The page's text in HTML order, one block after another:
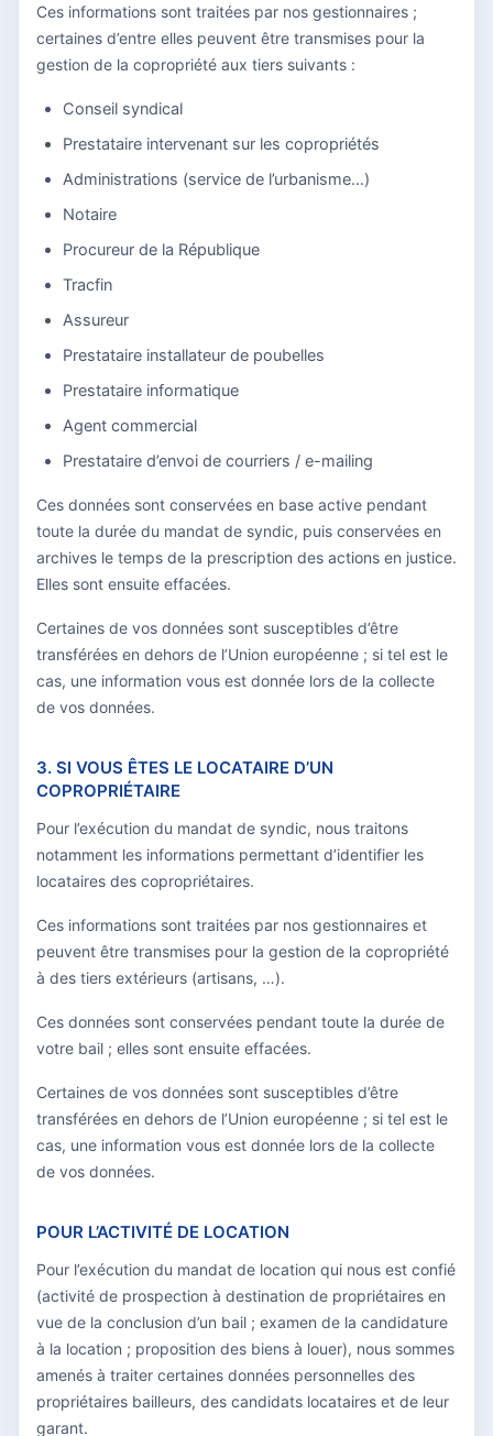
Ces informations sont traitées par nos gestionnaires ;
certaines d’entre elles peuvent être transmises pour la
gestion de la copropriété aux tiers suivants :
Conseil syndical
Prestataire intervenant sur les copropriétés
Administrations (service de l’urbanisme…)
Notaire
Procureur de la République
Tracfin
Assureur
Prestataire installateur de poubelles
Prestataire informatique
Agent commercial
Prestataire d’envoi de courriers / e-mailing
Ces données sont conservées en base active pendant
toute la durée du mandat de syndic, puis conservées en
archives le temps de la prescription des actions en justice.
Elles sont ensuite effacées.
Certaines de vos données sont susceptibles d’être
transférées en dehors de l’Union européenne ; si tel est le
cas, une information vous est donnée lors de la collecte
de vos données.
3. SI VOUS ÊTES LE LOCATAIRE D’UN
COPROPRIÉTAIRE
Pour l’exécution du mandat de syndic, nous traitons
notamment les informations permettant d’identifier les
locataires des copropriétaires.
Ces informations sont traitées par nos gestionnaires et
peuvent être transmises pour la gestion de la copropriété
à des tiers extérieurs (artisans, …).
Ces données sont conservées pendant toute la durée de
votre bail ; elles sont ensuite effacées.
Certaines de vos données sont susceptibles d’être
transférées en dehors de l’Union européenne ; si tel est le
cas, une information vous est donnée lors de la collecte
de vos données.
POUR L’ACTIVITÉ DE LOCATION
Pour l’exécution du mandat de location qui nous est confié
(activité de prospection à destination de propriétaires en
vue de la conclusion d’un bail ; examen de la candidature
à la location ; proposition des biens à louer), nous sommes
amenés à traiter certaines données personnelles des
propriétaires bailleurs, des candidats locataires et de leur
garant.